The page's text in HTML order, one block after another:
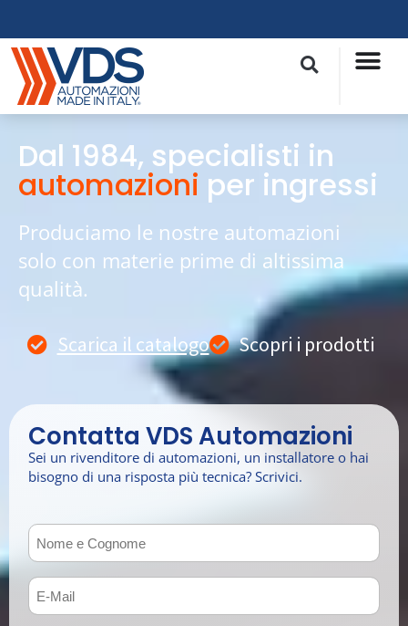
Dal 1984, specialisti in
automazioni per ingressi
Produciamo le nostre automazioni
solo con materie prime di altissima
qualità.
Scarica il catalogo Scopri i prodotti
Contatta VDS Automazioni
Sei un rivenditore di automazioni, un installatore o hai
bisogno di una risposta più tecnica? Scrivici.
Nome e Cognome
E-mail